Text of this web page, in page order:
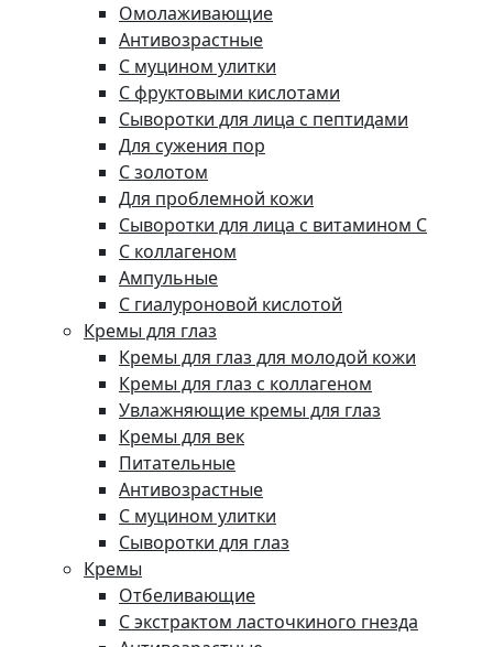
Омолаживающие
Антивозрастные
С муцином улитки
С фруктовыми кислотами
Сыворотки для лица с пептидами
Для сужения пор
С золотом
Для проблемной кожи
Сыворотки для лица с витамином C
С коллагеном
Ампульные
С гиалуроновой кислотой
Кремы для глаз
Кремы для глаз для молодой кожи
Кремы для глаз с коллагеном
Увлажняющие кремы для глаз
Кремы для век
Питательные
Антивозрастные
С муцином улитки
Сыворотки для глаз
Кремы
Отбеливающие
С экстрактом ласточкиного гнезда